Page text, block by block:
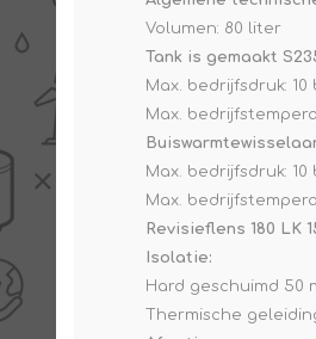
Volumen: 80 liter
Tank is gemaakt
Max. bedrijfsdruk: 10
Max.
Max. bedrijfsdruk: 10
Max.
Revisieflens 180 LK
Isolatie:
Hard geschuimd 50
Thermische